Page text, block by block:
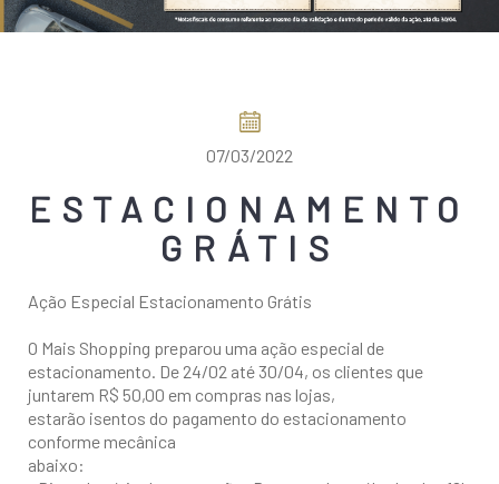
COMO CHEGAR
07/03/2022
ESTACIONAMENTO
GRÁTIS
Ação Especial Estacionamento Grátis
O Mais Shopping preparou uma ação especial de
estacionamento. De 24/02 até 30/04, os clientes que
juntarem R$ 50,00 em compras nas lojas,
estarão isentos do pagamento do estacionamento
conforme mecânica
abaixo: